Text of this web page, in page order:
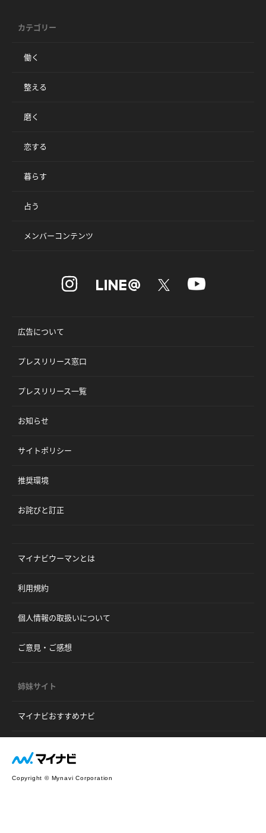
カテゴリー
働く
整える
磨く
恋する
暮らす
占う
メンバーコンテンツ
広告について
プレスリリース窓口
プレスリリース一覧
お知らせ
サイトポリシー
推奨環境
お詫びと訂正
マイナビウーマンとは
利用規約
個人情報の取扱いについて
ご意見・ご感想
姉妹サイト
マイナビおすすめナビ
Copyright © Mynavi Corporation